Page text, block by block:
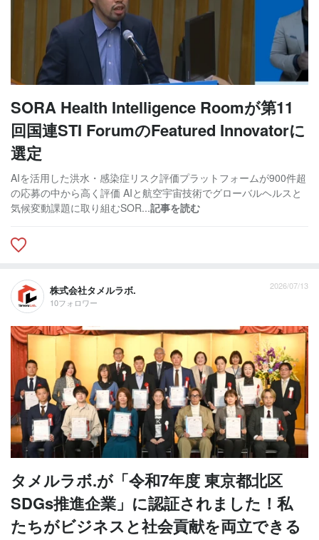
SORA Health Intelligence Roomが第11
回国連STI ForumのFeatured Innovatorに
選定
AIを活用した洪水・感染症リスク評価プラットフォームが900件超
の応募の中から高く評価 AIと航空宇宙技術でグローバルヘルスと
気候変動課題に取り組むSOR...記事を読む
株式会社タメルラボ.
10フォロワー
2026/07/13
タメルラボ.が「令和7年度 東京都北区
SDGs推進企業」に認証されました！私
たちがビジネスと社会貢献を両立できる